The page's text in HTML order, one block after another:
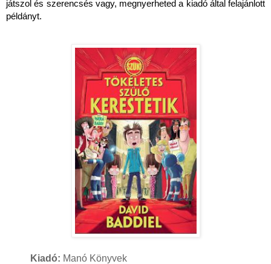
játszol és szerencsés vagy, megnyerheted a kiadó által felajánlott
példányt.
Kiadó: Manó Könyvek